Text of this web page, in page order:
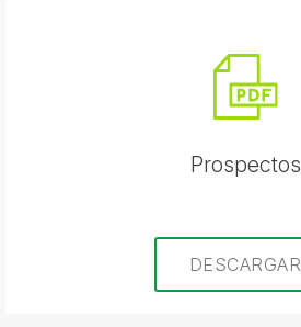
Prospectos
DESCARGAR